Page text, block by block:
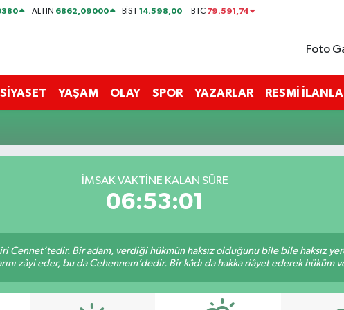
ALTIN 6862,09000 BİST14.598,00 BTC 79.591,74
Foto
SİYASET YAŞAM OLAY SPOR YAZARLAR RESMİ
İMSAK VAKTİNE KALAN SÜRE
06:53:01
Cennet’tedir. Bir adam, verdiği hükmün haksız olduğunu bile bile haksız
zâyi eder, bu da Cehennem’dedir. Bir kâdı da hakka riâyet ederek hüküm